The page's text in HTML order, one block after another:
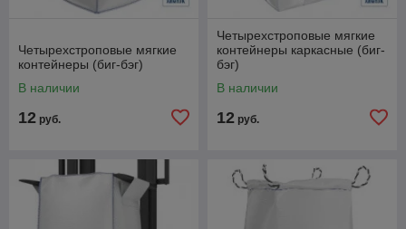
Четырехстроповые мягкие
контейнеры (биг-бэг)
В наличии
12 руб.
Четырехстроповые мягкие
контейнеры каркасные (биг-
бэг)
В наличии
12 руб.